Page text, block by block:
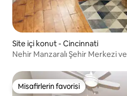
Site içi konut - Cincinnati
Nehir Manzaralı Şehir Merkezi
Misafirlerin favorisi
Misafirlerin favorisi